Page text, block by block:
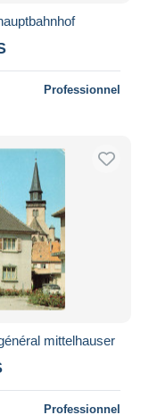
Professionnel
mittelhauser
Professionnel